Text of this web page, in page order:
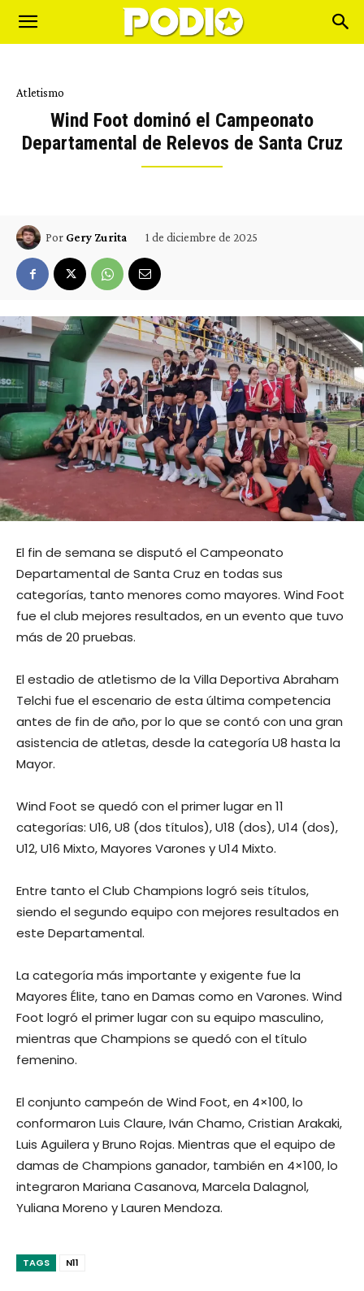
Atletismo
Wind Foot dominó el Campeonato
Departamental de Relevos de Santa Cruz
Por Gery Zurita 1 de diciembre de 2025
El fin de semana se disputó el Campeonato
Departamental de Santa Cruz en todas sus
categorías, tanto menores como mayores. Wind Foot
fue el club mejores resultados, en un evento que tuvo
más de 20 pruebas.
El estadio de atletismo de la Villa Deportiva Abraham
Telchi fue el escenario de esta última competencia
antes de fin de año, por lo que se contó con una gran
asistencia de atletas, desde la categoría U8 hasta la
Mayor.
Wind Foot se quedó con el primer lugar en 11
categorías: U16, U8 (dos títulos), U18 (dos), U14 (dos),
U12, U16 Mixto, Mayores Varones y U14 Mixto.
Entre tanto el Club Champions logró seis títulos,
siendo el segundo equipo con mejores resultados en
este Departamental.
La categoría más importante y exigente fue la
Mayores Élite, tano en Damas como en Varones. Wind
Foot logró el primer lugar con su equipo masculino,
mientras que Champions se quedó con el título
femenino.
El conjunto campeón de Wind Foot, en 4×100, lo
conformaron Luis Claure, Iván Chamo, Cristian Arakaki,
Luis Aguilera y Bruno Rojas. Mientras que el equipo de
damas de Champions ganador, también en 4×100, lo
integraron Mariana Casanova, Marcela Dalagnol,
Yuliana Moreno y Lauren Mendoza.
TAGS N11